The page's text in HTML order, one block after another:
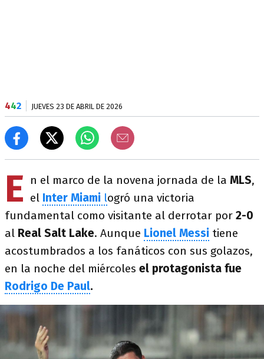
442 JUEVES 23 DE ABRIL DE 2026
E n el marco de la novena jornada de la MLS,
el Inter Miami logró una victoria
fundamental como visitante al derrotar por 2-0
al Real Salt Lake. Aunque Lionel Messi tiene
acostumbrados a los fanáticos con sus golazos,
en la noche del miércoles el protagonista fue
Rodrigo De Paul.